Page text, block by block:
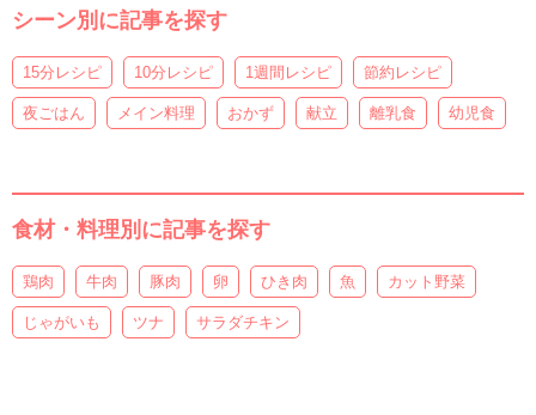
シーン別に記事を探す
15分レシピ 10分レシピ 1週間レシピ 節約レシピ
夜ごはん メイン料理 おかず 献立 離乳食 幼児食
食材・料理別に記事を探す
鶏肉 牛肉 豚肉 卵 ひき肉 魚 カット野菜
じゃがいも ツナ サラダチキン